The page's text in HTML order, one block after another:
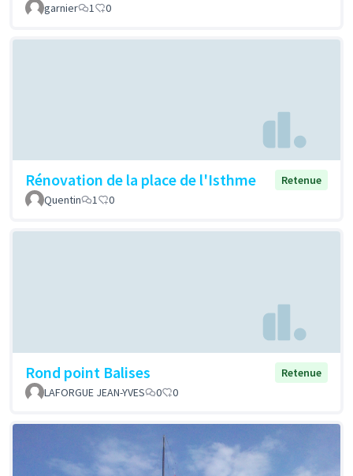
garnier
1 0
Rénovation de la place de l'Isthme
Retenue
Quentin
1 0
Rond point Balises
Retenue
LAFORGUE JEAN-YVES
0 0